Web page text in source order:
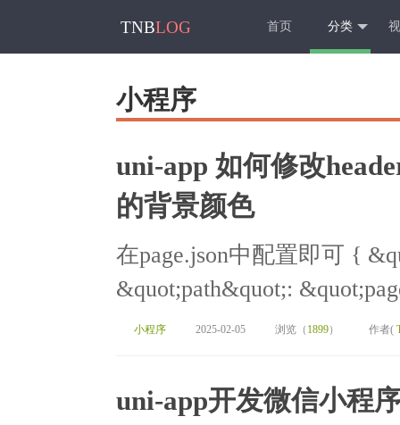
TNBLOG 首页 分类
小程序
uni-app 如何修改
的背景颜色
在page.json中配置即可 {
&quot;path&quot;:
小程序 2025-02-05 浏览（ 1899） 作者(
uni-app开发微信小程